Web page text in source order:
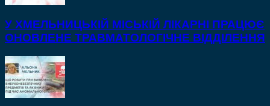
У ХМЕЛЬНИЦЬКІЙ МІСЬКІЙ ЛІКАРНІ ПРАЦЮЄ
ОНОВЛЕНЕ ТРАВМАТОЛОГІЧНЕ ВІДДІЛЕННЯ